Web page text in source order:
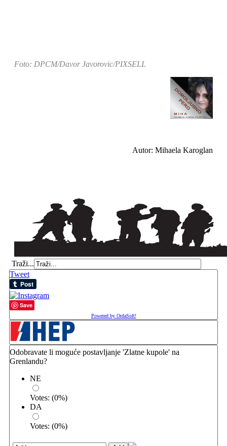
Foto: DPCM/Davor Javorovic/PIXSELL
Autor: Mihaela Karoglan
Traži...
Tweet
Save
Powered by OrdaSoft!
Odobravate li moguće postavljanje 'Zlatne kupole' na
Grenlandu?
NE
Votes: (0%)
DA
Votes: (0%)